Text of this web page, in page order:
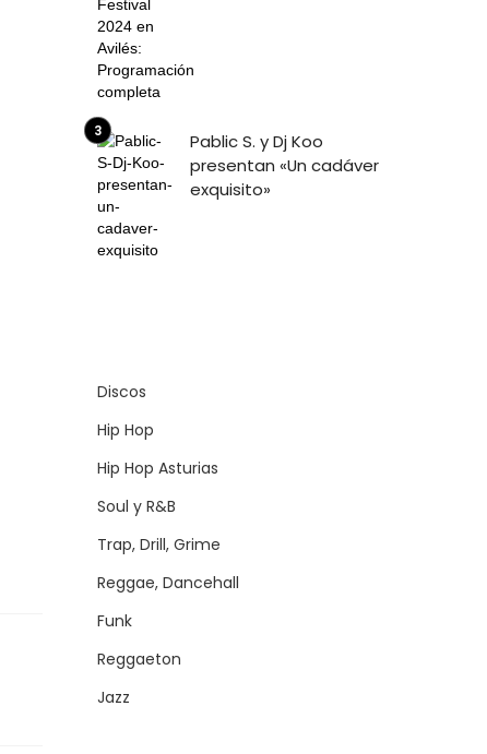
Pablic S. y Dj Koo
presentan «Un cadáver
exquisito»
Discos
Hip Hop
Hip Hop Asturias
Soul y R&B
Trap, Drill, Grime
Reggae, Dancehall
Funk
Reggaeton
Jazz